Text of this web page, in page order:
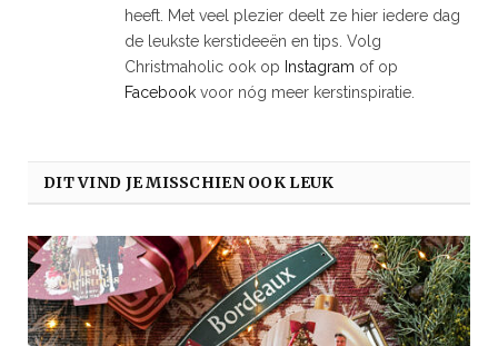
heeft. Met veel plezier deelt ze hier iedere dag
de leukste kerstideeën en tips. Volg
Christmaholic ook op Instagram of op
Facebook voor nóg meer kerstinspiratie.
DIT VIND JE MISSCHIEN OOK LEUK